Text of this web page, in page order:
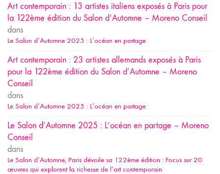
Art contemporain : 13 artistes italiens exposés à Paris pour
la 122ème édition du Salon d’Automne – Moreno Conseil
dans
Le Salon d’Automne 2025 : L’océan en partage
Art contemporain : 23 artistes allemands exposés à Paris
pour la 122ème édition du Salon d’Automne – Moreno
Conseil
dans
Le Salon d’Automne 2025 : L’océan en partage
Le Salon d’Automne 2025 : L’océan en partage – Moreno
Conseil
dans
Le Salon d’Automne, Paris dévoile sa 122ème édition : Focus sur 20
œuvres qui explorent la richesse de l’art contemporain